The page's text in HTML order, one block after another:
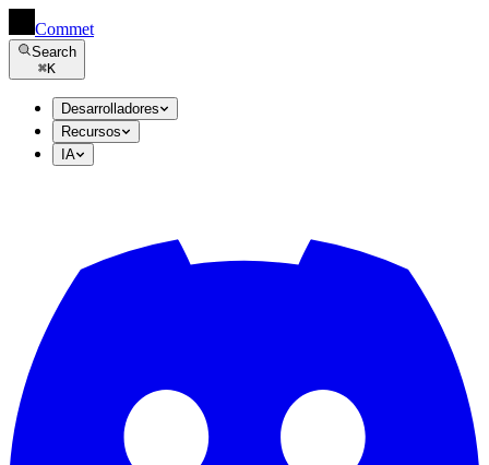
Commet
Search
⌘K
Desarrolladores
Recursos
IA